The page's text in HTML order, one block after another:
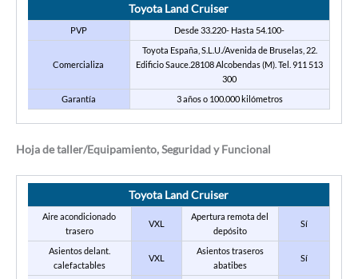
Toyota Land Cruiser
PVP Desde 33.220- Hasta 54.100-
Comercializa
Toyota España, S.L.U./Avenida de Bruselas, 22.
Edificio Sauce.28108 Alcobendas (M). Tel. 911 513
300
Garantía
3 años o 100.000 kilómetros
Hoja de taller/Equipamiento, Seguridad y Funcional
Toyota Land Cruiser
Aire acondicionado
trasero
VXL
Apertura remota del
depósito
Sí
Asientos delant.
calefactables
VXL
Asientos traseros
abatibes
Sí